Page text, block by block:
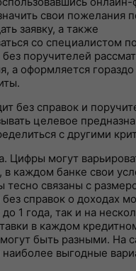
свои пожелания
заявку, а также
со специалистом
поручителей
а оформляется
без справок и
целевое
с другими
Цифры могут
в каждом банке свои
тесно связаны с
без справок о доходах
1 года, так и на
в каждом
быть разными. На
выгодные